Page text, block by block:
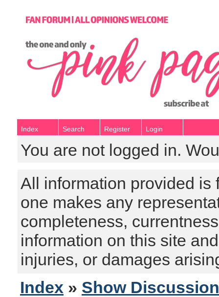
Index Search Register Login
You are not logged in.
All information provided is
one makes any
completeness,
information on this site
injuries, or damages
Index » Show